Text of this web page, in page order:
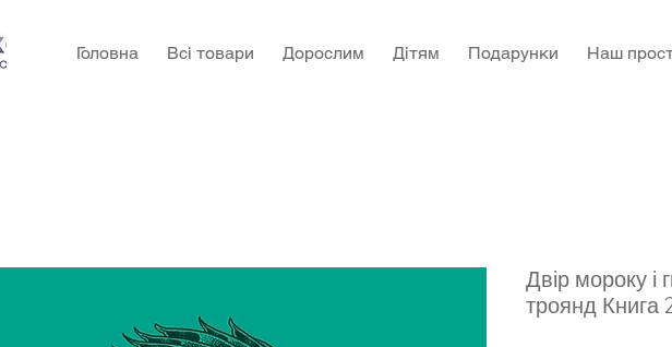
Головна Всі товари Дорослим Дітям Подарунки Наш
Двір мороку і
троянд